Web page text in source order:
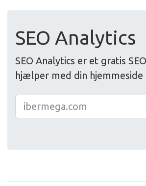
SEO Analytics
SEO Analytics er et gratis
hjælper med din hjemmeside